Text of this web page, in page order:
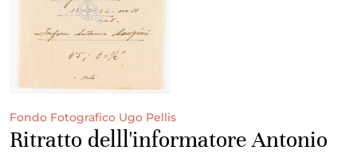
Fondo Fotografico Ugo Pellis
Ritratto delll'informatore Antonio